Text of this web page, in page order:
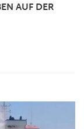
AUF DER